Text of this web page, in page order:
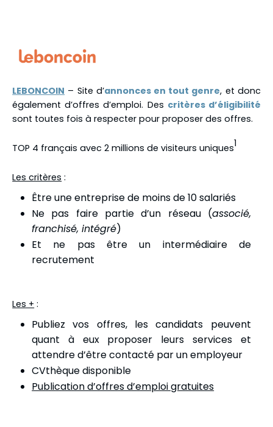
LEBONCOIN – Site d’annonces en tout genre, et donc
également d’offres d’emploi. Des critères d’éligibilité
sont toutes fois à respecter pour proposer des offres.
TOP 4 français avec 2 millions de visiteurs uniques1
Les critères :
Être une entreprise de moins de 10 salariés
Ne pas faire partie d’un réseau (associé,
franchisé, intégré)
Et ne pas être un intermédiaire de
recrutement
Les + :
Publiez vos offres, les candidats peuvent
quant à eux proposer leurs services et
attendre d’être contacté par un employeur
CVthèque disponible
Publication d’offres d’emploi gratuites